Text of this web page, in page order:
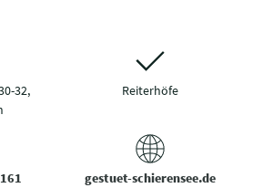
32,
Reiterhöfe
gestuet-schierensee.de